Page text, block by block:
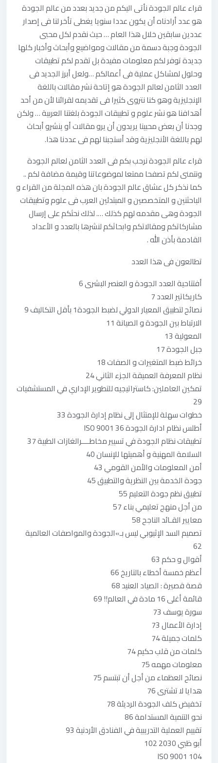
قراء عالم الجودة نأتى اليكم من جديد بعدد من عالم الجودة
هو عدد أرادناه أن يكون عددا سنويا يغطى تأخر لنا فى إصدار
عددين سابقين خلال هذا العام … حيث نقدم لكل محبى
الجودة وجبة دسمة من مقالات ومواضيع وأبحاث وأخبار كلها
جديدة توفر لكم معلومات مفيدة بل تقدم لكم تطبيقات
وحلول لمشاكل عملية فى أعمالكم …ولعل أبرز الجديد فى
العدد الثامن لعالم الجودة هو إتاحة نشر مقالات باللغة
الإنجليزية وهو كنا نتروى كثيرا فى تقديمه لقرائنا لأن من أحد
أهدافنا هو نشر علوم و تطبيقات الجودة بلغتنا العربية … ولكن
وجدنا أن بعض محبينا يريدون أن يرو مقالات أو ينشرو أبحاث
لهم باللغة الأنجليزية وقد أستجبنا لهم فى عددنا هذا.
قراء عالم الجودة نرحب بكم فى العدد الثامن لعالم الجودة
ونتمنى لكم تصفحا ممتعا لموضوعاتنا وقيمة مضافة لكم ..
كما نذكر كل عشاق عالم الجودة بان هذه المجلة من القراء و
الباحثنين و المتخصصين و المبتدئين العرب فى علوم وتطبيقات
الجودة وهى مقدمه لهم كذلك …. لذلك نحثكم على إرسال
مشاركاتكم ومقالاتكم وابحاثكم لنشرها بالعدد و الأعداد
القادمة بأذن الله .
تطالعون فى هذا العدد
أفتتاحية العدد الجودة و العنصر البشرى 6
كاريكاتير العدد 7
نصائح لتطبيق المعيار الدولي لضبط الجودة1 بأقل التكاليف 9
الارتباط بين الجودة و الصيانة 11
المعولية 13
جبل الجودة 17
خرائط ضبط المتغيرات و الصفات 18
نظام المعرفة العميقة الجزء الثاني 24
تمكين العاملين: كاستراتيجيه للتطوير الإداري في المستشفيات
29
خطوات سهلة للإمتثال إلى نظام إدارة الجودة 33
أطلس نظام ادارة الجودة ISO 9001 36
تطبيقات نظام الجودة في تسيير مخاطــــرالغازات الطبية 37
السلامة المهنية و أهميتها للإنسان 40
أمن المعلومات والأمن القومي 43
جودة الخدمة بين النظرية والتطبيق 45
تطبيق نظم جودة التعليم 55
من أجل منهج تعليمي بناء 57
معايير القـائد الناجح 58
تصميم السد الإثيوبي ليس بـ»الجودة والمواصفات العالمية
62
أقوال و حكم 63
أعظم خمسة أخطاء بالتاريخ 66
قصة قصيرة : الصياد العنيد 68
قائمة أغلى 16 مادة في العالم!! 69
سورة يوسف 73
إدارة الأعمال 73
كلمات جميلة 74
كلمات من قلب حكيم 74
معلومات مهمه 75
نصائح العظماء من أجل أن تبتسم 75
هدايا لا تشترى 76
تخفيض كلف الجودة الرديئة 78
نحو التنمية المستدامة 86
تقييم العملية التدريبية في الفنادق الأردنية 93
أبو ظبي 2030 102
ISO 9001 104